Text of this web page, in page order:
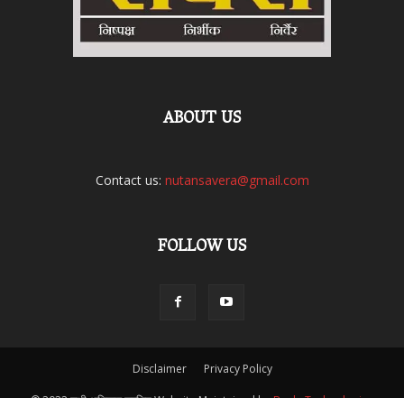
ABOUT US
Contact us: nutansavera@gmail.com
FOLLOW US
Disclaimer Privacy Policy